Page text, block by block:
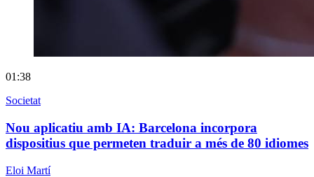
01:38
Societat
Nou aplicatiu amb IA: Barcelona incorpora
dispositius que permeten traduir a més de 80 idiomes
Eloi Martí